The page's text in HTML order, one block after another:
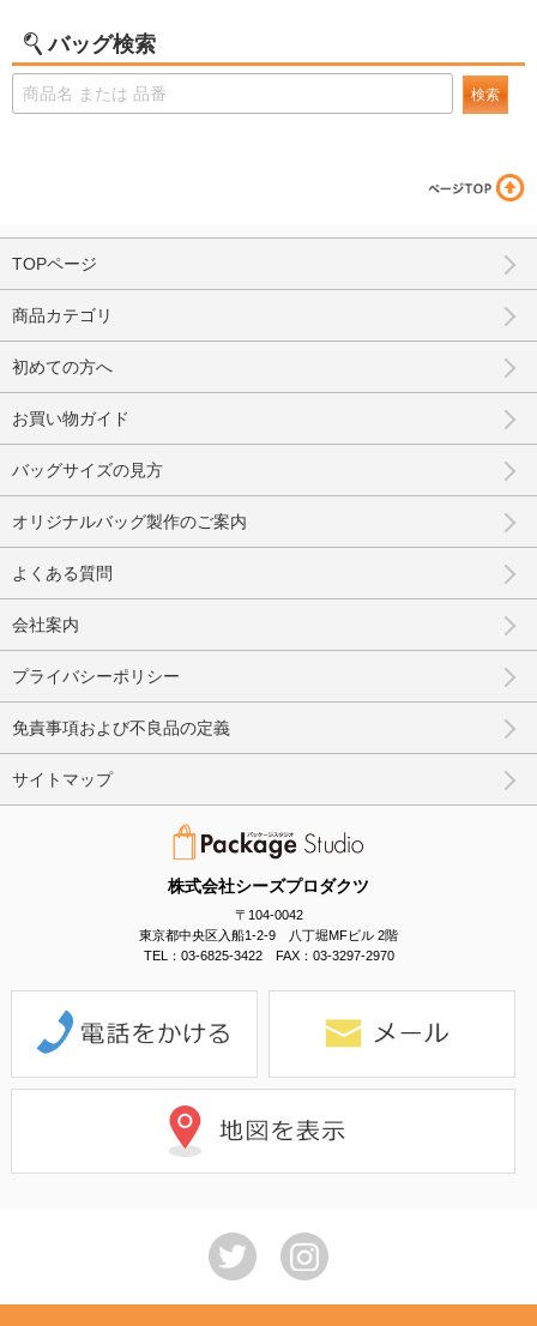
バッグ検索
検索
株式会社シーズプロダクツ
〒104-0042
東京都中央区入船1-2-9 八丁堀MFビル 2階
TEL：03-6825-3422 FAX：03-3297-2970
TOPページ
商品カテゴリ
初めての方へ
お買い物ガイド
バッグサイズの見方
オリジナルバッグ製作のご案内
よくある質問
会社案内
プライバシーポリシー
免責事項および不良品の定義
サイトマップ